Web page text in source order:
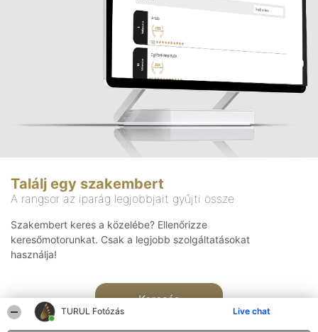
TURUL Fotózás Live chat
Találj egy szakembert
A rangsor az iparág legjobbjait gyűjti össze
Szakembert keres a közelébe? Ellenőrizze
keresőmotorunkat. Csak a legjobb szolgáltatásokat
használja!
Keresés